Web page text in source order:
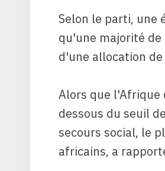
Selon le parti, une
qu'une majorité
d'une allocation
Alors que l'Afrique
dessous du seuil
secours social, le
africains, a